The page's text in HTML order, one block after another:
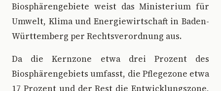
Biosphärengebiete weist das Ministerium für
Umwelt, Klima und Energiewirtschaft in Baden-
Württemberg per Rechtsverordnung aus.
Da die Kernzone etwa drei Prozent des
Biosphärengebiets umfasst, die Pflegezone etwa